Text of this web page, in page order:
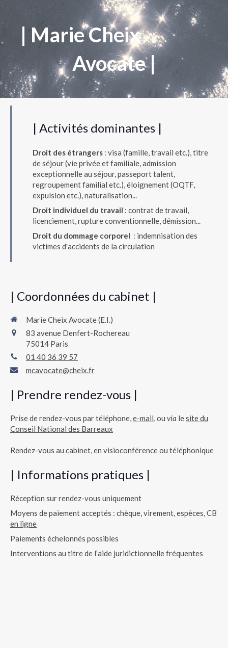
| Marie Cheix
Avocate |
| Activités dominantes |
Droit des étrangers : visa (famille, travail etc.), titre
de séjour (vie privée et familiale, admission
exceptionnelle au séjour, passeport talent,
regroupement familial etc.), éloignement (OQTF,
expulsion etc.), naturalisation...
Droit individuel du travail : contrat de travail,
licenciement, rupture conventionnelle, démission...
Droit du dommage corporel : indemnisation des
victimes d'accidents de la circulation
| Coordonnées du cabinet |
Marie Cheix Avocate (E.I.)
83 avenue Denfert-Rochereau
75014 Paris
01 40 36 39 57
mcavocate@cheix.fr
| Prendre rendez-vous |
Prise de rendez-vous par téléphone,e-mail, ou via lesite du
Conseil National des Barreaux
Rendez-vous au cabinet, en visioconférence ou téléphonique
| Informations pratiques |
Réception sur rendez-vous uniquement
Moyens de paiement acceptés : chèque, virement, espèces, CB
en ligne
Paiements échelonnés possibles
Interventions au titre de l’aide juridictionnelle fréquentes